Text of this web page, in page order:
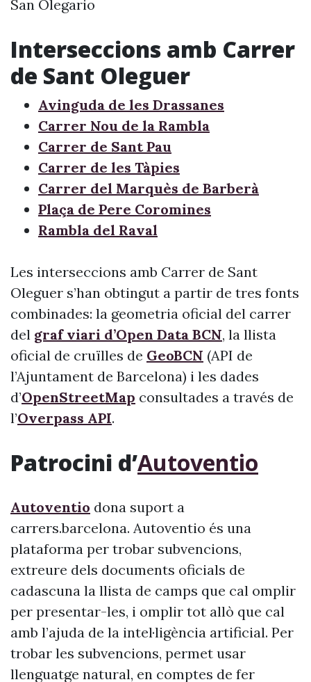
San Olegario
Interseccions amb Carrer
de Sant Oleguer
Avinguda de les Drassanes
Carrer Nou de la Rambla
Carrer de Sant Pau
Carrer de les Tàpies
Carrer del Marquès de Barberà
Plaça de Pere Coromines
Rambla del Raval
Les interseccions amb Carrer de Sant
Oleguer s’han obtingut a partir de tres fonts
combinades: la geometria oficial del carrer
del graf viari d’Open Data BCN, la llista
oficial de cruïlles de GeoBCN (API de
l’Ajuntament de Barcelona) i les dades
d’OpenStreetMap consultades a través de
l’Overpass API.
Patrocini d’Autoventio
Autoventio dona suport a
carrers.barcelona. Autoventio és una
plataforma per trobar subvencions,
extreure dels documents oficials de
cadascuna la llista de camps que cal omplir
per presentar-les, i omplir tot allò que cal
amb l’ajuda de la intel·ligència artificial. Per
trobar les subvencions, permet usar
llenguatge natural, en comptes de fer